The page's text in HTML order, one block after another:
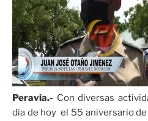
Peravia.- Con diversas
día de hoy el 55 aniversario